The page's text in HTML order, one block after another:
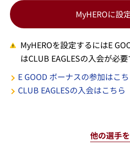
MyHEROに設
MyHEROを設定するにはE
はCLUB EAGLESの入会が必要
E GOOD ボーナスの参加はこ
CLUB EAGLESの入会はこちら